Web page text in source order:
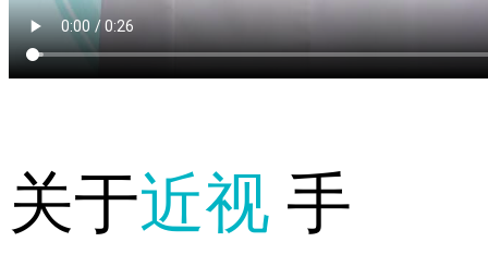
关于近视 手